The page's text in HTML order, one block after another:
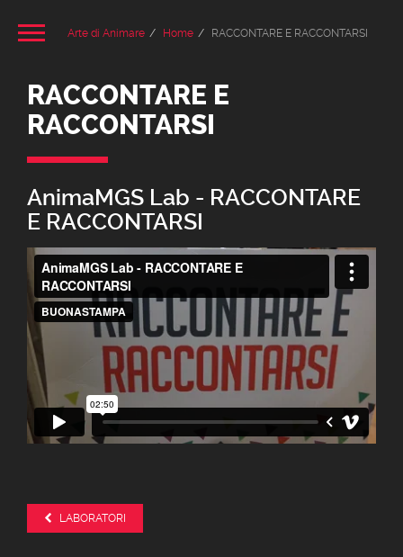
Arte di Animare Home RACCONTARE E RACCONTARSI
RACCONTARE E
RACCONTARSI
AnimaMGS Lab - RACCONTARE
E RACCONTARSI
LABORATORI